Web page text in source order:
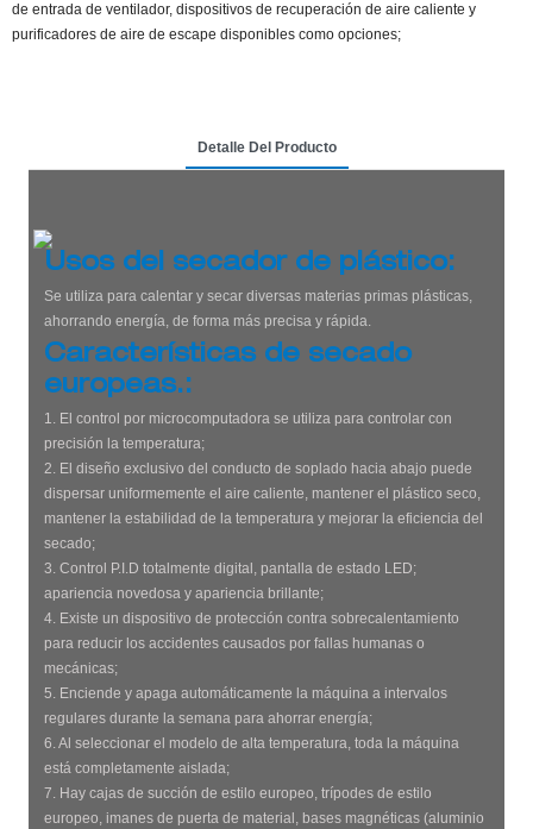
de entrada de ventilador, dispositivos de recuperación de aire caliente y
purificadores de aire de escape disponibles como opciones;
Detalle Del Producto
Usos del secador de plástico:
Se utiliza para calentar y secar diversas materias primas plásticas,
ahorrando energía, de forma más precisa y rápida.
Características de secado
europeas.:
1. El control por microcomputadora se utiliza para controlar con
precisión la temperatura;
2. El diseño exclusivo del conducto de soplado hacia abajo puede
dispersar uniformemente el aire caliente, mantener el plástico seco,
mantener la estabilidad de la temperatura y mejorar la eficiencia del
secado;
3. Control P.I.D totalmente digital, pantalla de estado LED;
apariencia novedosa y apariencia brillante;
4. Existe un dispositivo de protección contra sobrecalentamiento
para reducir los accidentes causados ​​por fallas humanas o
mecánicas;
5. Enciende y apaga automáticamente la máquina a intervalos
regulares durante la semana para ahorrar energía;
6. Al seleccionar el modelo de alta temperatura, toda la máquina
está completamente aislada;
7. Hay cajas de succión de estilo europeo, trípodes de estilo
europeo, imanes de puerta de material, bases magnéticas (aluminio